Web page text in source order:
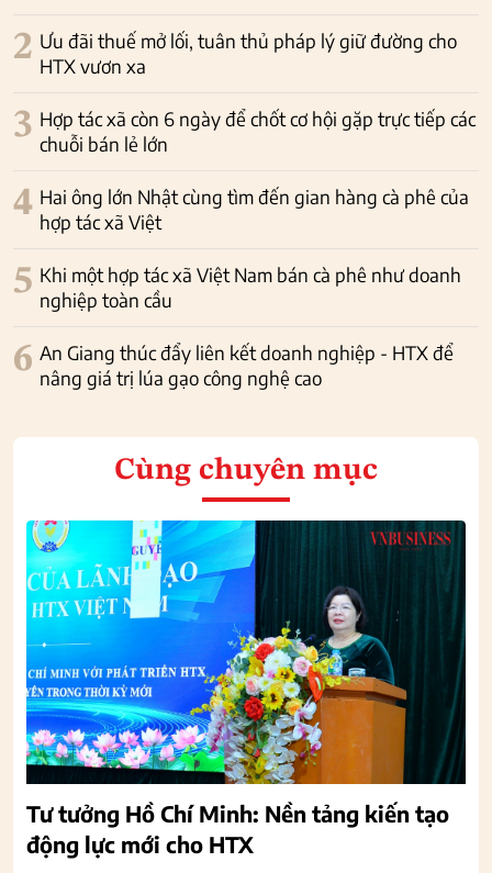
2 Ưu đãi thuế mở lối, tuân thủ pháp lý giữ đường cho
HTX vươn xa
3 Hợp tác xã còn 6 ngày để chốt cơ hội gặp trực tiếp các
chuỗi bán lẻ lớn
4 Hai ông lớn Nhật cùng tìm đến gian hàng cà phê của
hợp tác xã Việt
5 Khi một hợp tác xã Việt Nam bán cà phê như doanh
nghiệp toàn cầu
6 An Giang thúc đẩy liên kết doanh nghiệp - HTX để
nâng giá trị lúa gạo công nghệ cao
Cùng chuyên mục
Tư tưởng Hồ Chí Minh: Nền tảng kiến tạo
động lực mới cho HTX